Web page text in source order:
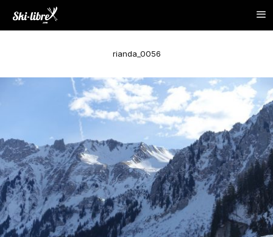
rianda_0056